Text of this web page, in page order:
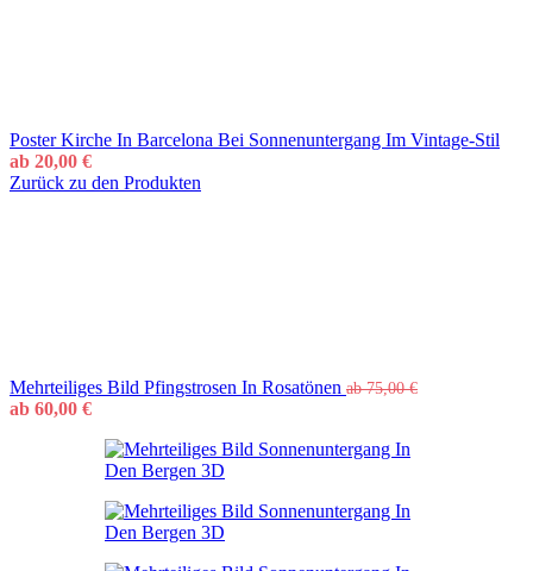
Poster Kirche In Barcelona Bei Sonnenuntergang Im Vintage-Stil
ab 20,00 €
Zurück zu den Produkten
Mehrteiliges Bild Pfingstrosen In Rosatönen ab75,00€
ab 60,00 €